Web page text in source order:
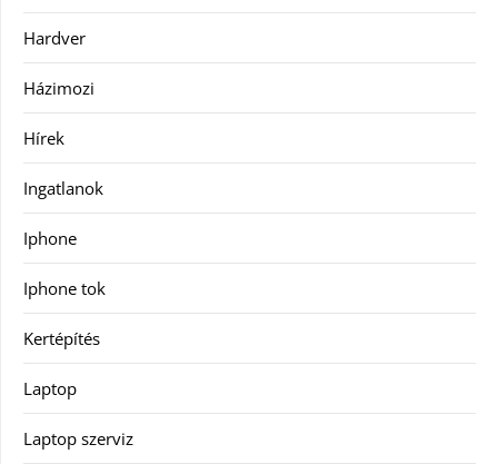
Hardver
Házimozi
Hírek
Ingatlanok
Iphone
Iphone tok
Kertépítés
Laptop
Laptop szerviz